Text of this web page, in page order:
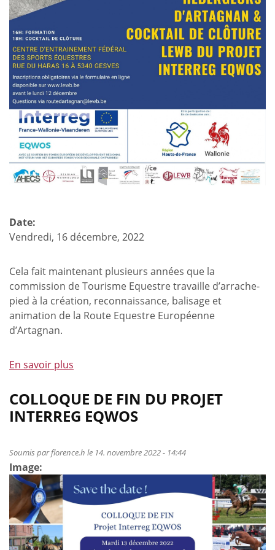
Date:
Vendredi, 16 décembre, 2022
Cela fait maintenant plusieurs années que la
commission de Tourisme Equestre travaille d’arrache-
pied à la création, reconnaissance, balisage et
animation de la Route Equestre Européenne
d’Artagnan.
En savoir plus
de
Formation
des
de
Route
d’Artagnan
cocktail
de
COLLOQUE DE FIN DU PROJET
INTERREG EQWOS
Soumis parflorence.h le 14. novembre 2022 - 14:44
Image: